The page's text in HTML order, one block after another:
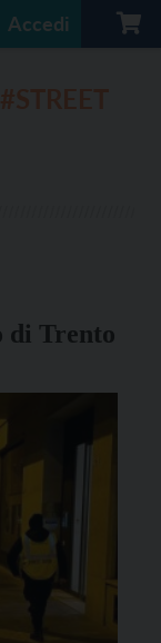
Accedi
di Trento